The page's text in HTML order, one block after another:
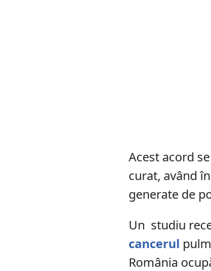
Acest acord
curat, având
generate de
Un studiu
cancerul
România